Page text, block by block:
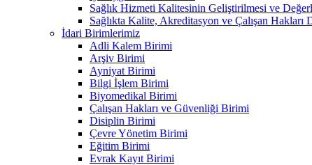
Sağlık Hizmeti Kalitesinin Geliştirilmesi ve
Sağlıkta Kalite, Akreditasyon ve Çalışan Hakları
İdari Birimlerimiz
Adli Kalem Birimi
Arşiv Birimi
Ayniyat Birimi
Bilgi İşlem Birimi
Biyomedikal Birimi
Çalışan Hakları ve Güvenliği Birimi
Disiplin Birimi
Çevre Yönetim Birimi
Eğitim Birimi
Evrak Kayıt Birimi